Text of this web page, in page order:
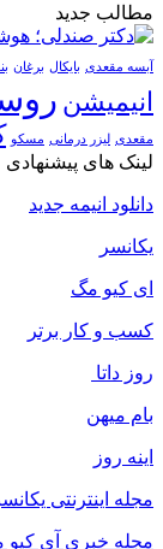
مطالب جدید
آبسه مقعدی بایکال برغان
انیمیشن
مقعدی لیزر درمانی مسکو
لینک های پیشنهادی
دانلود انیمه جدید
یکانسر
ای کیو مگ
کسب و کار برتر
روز داتا
بام میهن
اینه روز
مجله اینترنتی
مجله خبری آی کیو